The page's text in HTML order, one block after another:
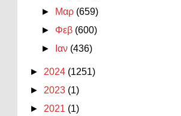
►
Μαρ (659)
► Φεβ (600)
►
Ιαν (436)
► 2024 (1251)
► 2023 (1)
► 2021 (1)